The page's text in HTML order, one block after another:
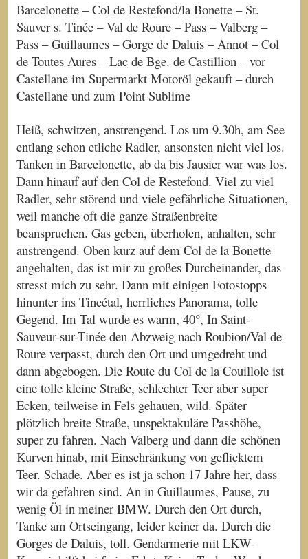
Barcelonette – Col de Restefond/la Bonette – St.
Sauver s. Tinée – Val de Roure – Pass – Valberg –
Pass – Guillaumes – Gorge de Daluis – Annot – Col
de Toutes Aures – Lac de Bge. de Castillion – vor
Castellane im Supermarkt Motoröl gekauft – durch
Castellane und zum Point Sublime
Heiß, schwitzen, anstrengend. Los um 9.30h, am See
entlang schon etliche Radler, ansonsten nicht viel los.
Tanken in Barcelonette, ab da bis Jausier war was los.
Dann hinauf auf den Col de Restefond. Viel zu viel
Radler, sehr störend und viele gefährliche Situationen,
weil manche oft die ganze Straßenbreite
beanspruchen. Gas geben, überholen, anhalten, sehr
anstrengend. Oben kurz auf dem Col de la Bonette
angehalten, das ist mir zu großes Durcheinander, das
stresst mich zu sehr. Dann mit einigen Fotostopps
hinunter ins Tineétal, herrliches Panorama, tolle
Gegend. Im Tal wurde es warm, 40°, In Saint-
Sauveur-sur-Tinée den Abzweig nach Roubion/Val de
Roure verpasst, durch den Ort und umgedreht und
dann abgebogen. Die Route du Col de la Couillole ist
eine tolle kleine Straße, schlechter Teer aber super
Ecken, teilweise in Fels gehauen, wild. Später
plötzlich breite Straße, unspektakuläre Passhöhe,
super zu fahren. Nach Valberg und dann die schönen
Kurven hinab, mit Einschränkung von geflicktem
Teer. Schade. Aber es ist ja schon 17 Jahre her, dass
wir da gefahren sind. An in Guillaumes, Pause, zu
wenig Öl in meiner BMW. Durch den Ort durch,
Tanke am Ortseingang, leider keiner da. Durch die
Gorges de Daluis, toll. Gendarmerie mit LKW-